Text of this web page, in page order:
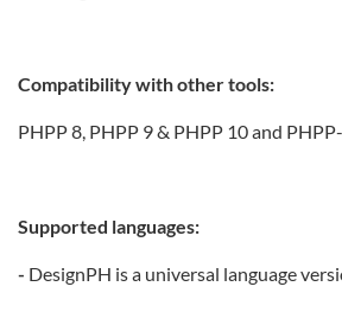
Compatibility with other tools:
PHPP 8, PHPP 9 & PHPP 10 and
Supported languages:
- DesignPH is a universal language